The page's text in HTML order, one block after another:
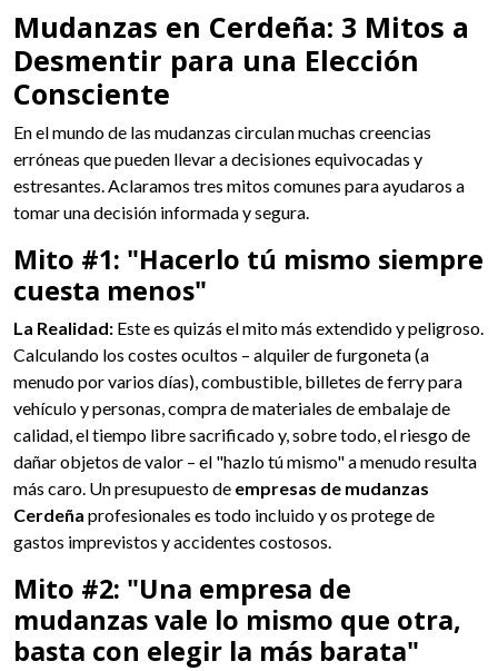
Mudanzas en Cerdeña: 3 Mitos a
Desmentir para una Elección
Consciente
En el mundo de las mudanzas circulan muchas creencias
erróneas que pueden llevar a decisiones equivocadas y
estresantes. Aclaramos tres mitos comunes para ayudaros a
tomar una decisión informada y segura.
Mito #1: "Hacerlo tú mismo siempre
cuesta menos"
La Realidad: Este es quizás el mito más extendido y peligroso.
Calculando los costes ocultos – alquiler de furgoneta (a
menudo por varios días), combustible, billetes de ferry para
vehículo y personas, compra de materiales de embalaje de
calidad, el tiempo libre sacrificado y, sobre todo, el riesgo de
dañar objetos de valor – el "hazlo tú mismo" a menudo resulta
más caro. Un presupuesto de empresas de mudanzas
Cerdeña profesionales es todo incluido y os protege de
gastos imprevistos y accidentes costosos.
Mito #2: "Una empresa de
mudanzas vale lo mismo que otra,
basta con elegir la más barata"